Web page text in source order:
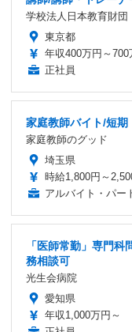
学校法人日本教育財団
東京都
年収400万円～700
正社員
家庭教師バイト/短期
家庭教師のグッド
埼玉県
時給1,800円～
アルバイト・パー
「医師常勤」専門
務相談可
光生会病院
愛知県
年収1,000万円～